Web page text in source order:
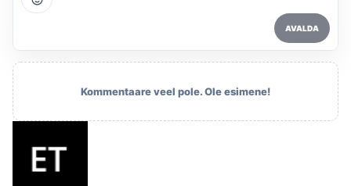
AVALDA
Kommentaare veel pole. Ole esimene!